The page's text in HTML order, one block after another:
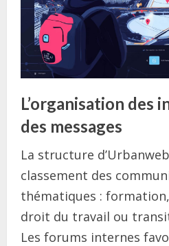
L’organisation des
des messages
La structure
classement des
thématiques :
droit du travail ou
Les forums internes